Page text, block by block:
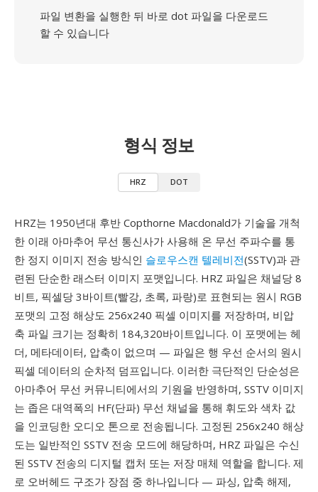
파일 변환을 실행한 뒤 바로 dot 파일을 다운로드
할 수 있습니다
형식 정보
HRZ DOT
HRZ는 1950년대 후반 Copthorne Macdonald가 기술을 개척
한 이래 아마추어 무선 통신사가 사용해 온 무선 주파수를 통
한 정지 이미지 전송 방식인 슬로우스캔 텔레비전(SSTV)과 관
련된 단순한 래스터 이미지 포맷입니다. HRZ 파일은 채널당 8
비트, 픽셀당 3바이트(빨강, 초록, 파랑)로 표현되는 원시 RGB
포맷의 고정 해상도 256x240 픽셀 이미지를 저장하며, 비압
축 파일 크기는 정확히 184,320바이트입니다. 이 포맷에는 헤
더, 메타데이터, 압축이 없으며 — 파일은 행 우선 순서의 원시
픽셀 데이터의 순차적 덤프입니다. 이러한 극단적인 단순성은
아마추어 무선 커뮤니티에서의 기원을 반영하며, SSTV 이미지
는 좁은 대역폭의 HF(단파) 무선 채널을 통해 휘도와 색차 값
을 인코딩한 오디오 톤으로 전송됩니다. 고정된 256x240 해상
도는 일반적인 SSTV 전송 모드에 해당하며, HRZ 파일은 수신
된 SSTV 전송의 디지털 캡처 또는 저장 매체 역할을 합니다. 제
로 오버헤드 구조가 장점 중 하나입니다 — 파싱, 압축 해제,